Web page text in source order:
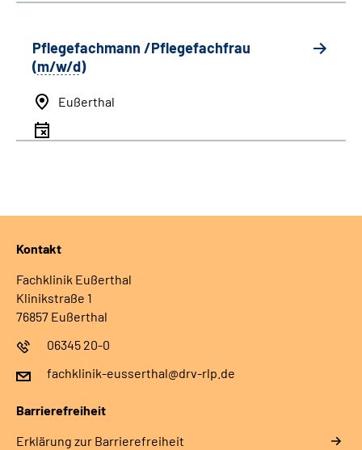
Pflegefachmann /Pflegefachfrau
(m/w/d)
Eußerthal
Kontakt
Fachklinik Eußerthal
Klinikstraße 1
76857 Eußerthal
06345 20-0
fachklinik-eusserthal@drv-rlp.de
Barrierefreiheit
Erklärung zur Barrierefreiheit